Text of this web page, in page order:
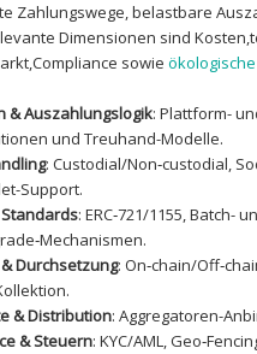
Zahlungswege, belastbare
Dimensionen sind
sowie ökologische
& Auszahlungslogik: Plattform-
und‍ Treuhand-Modelle.
: Custodial/Non‑custodial,
Support.
: ERC‑721/1155, Batch-
Durchsetzung: On‑chain/
⁢& Distribution: Aggregatoren-
& Steuern: KYC/AML,